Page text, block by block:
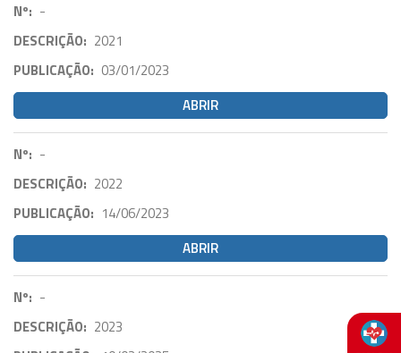
Nº: -
DESCRIÇÃO: 2021
PUBLICAÇÃO: 03/01/2023
ABRIR
Nº: -
DESCRIÇÃO: 2022
PUBLICAÇÃO: 14/06/2023
ABRIR
Nº: -
DESCRIÇÃO: 2023